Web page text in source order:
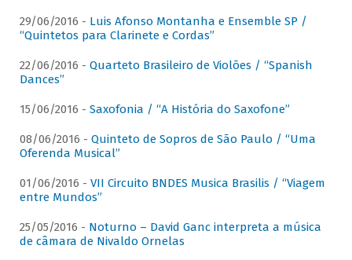
29/06/2016 - Luis Afonso Montanha e Ensemble SP /
“Quintetos para Clarinete e Cordas”
22/06/2016 - Quarteto Brasileiro de Violões / “Spanish
Dances”
15/06/2016 - Saxofonia / “A História do Saxofone”
08/06/2016 - Quinteto de Sopros de São Paulo / “Uma
Oferenda Musical”
01/06/2016 - VII Circuito BNDES Musica Brasilis / “Viagem
entre Mundos”
25/05/2016 - Noturno – David Ganc interpreta a música
de câmara de Nivaldo Ornelas